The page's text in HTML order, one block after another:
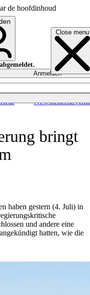
de hoofdinhoud
Close menu
NewslettersEvents
Anmelden
bringt
haben gestern (4. Juli) in
und andere eine
hatten, wie die